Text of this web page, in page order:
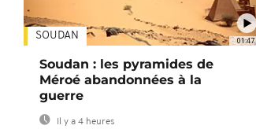
01:47
SOUDAN
Soudan : les pyramides de
Méroé abandonnées à la
guerre
Il y a 4 heures